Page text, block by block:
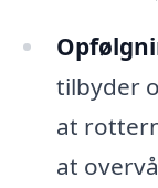
tilbyder
at
at